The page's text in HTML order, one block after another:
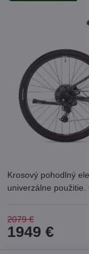
Krosový pohodlný
univerzálne použitie.
2079 €
1949 €